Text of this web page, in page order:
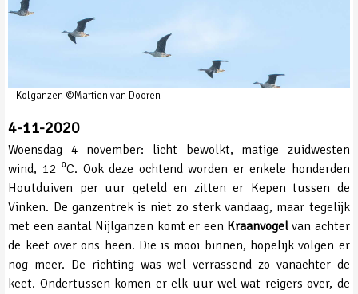
Kolganzen ©Martien van Dooren
4-11-2020
Woensdag 4 november: licht bewolkt, matige zuidwesten
wind, 12 ⁰C. Ook deze ochtend worden er enkele honderden
Houtduiven per uur geteld en zitten er Kepen tussen de
Vinken. De ganzentrek is niet zo sterk vandaag, maar tegelijk
met een aantal Nijlganzen komt er een Kraanvogelvan achter
de keet over ons heen. Die is mooi binnen, hopelijk volgen er
nog meer. De richting was wel verrassend zo vanachter de
keet. Ondertussen komen er elk uur wel wat reigers over, de